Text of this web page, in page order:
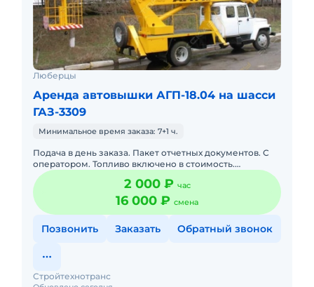
Люберцы
Аренда автовышки АГП-18.04 на шасси
ГАЗ-3309
Минимальное время заказа: 7+1 ч.
Подача в день заказа. Пакет отчетных документов. С
оператором. Топливо включено в стоимость.
Долгосрочная аренда. Краткосрочная аренда. Техника
с малой наработк
2 000 ₽ час
16 000 ₽ смена
Позвонить Заказать Обратный звонок
Стройтехнотранс